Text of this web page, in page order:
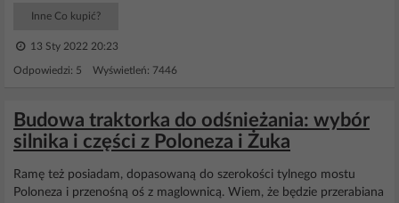
Inne Co kupić?
13 Sty 2022 20:23
Odpowiedzi: 5 Wyświetleń: 7446
Budowa traktorka do odśnieżania: wybór
silnika i części z Poloneza i Żuka
Ramę też posiadam, dopasowaną do szerokości tylnego mostu
Poloneza i przenośną oś z maglownicą. Wiem, że będzie przerabiana